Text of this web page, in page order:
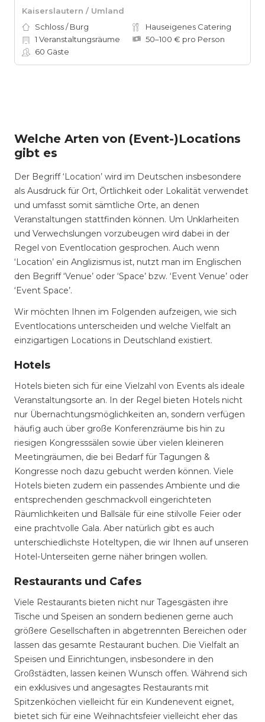
Kaiserslautern / Umland
Schloss / Burg
Hauseigenes Catering
1 Veranstaltungsräume
50–100 € pro Person
60 Gäste
Welche Arten von (Event-)Locations
gibt es
Der Begriff ‘Location’ wird im Deutschen insbesondere
als Ausdruck für Ort, Örtlichkeit oder Lokalität verwendet
und umfasst somit sämtliche Orte, an denen
Veranstaltungen stattfinden können. Um Unklarheiten
und Verwechslungen vorzubeugen wird dabei in der
Regel von Eventlocation gesprochen. Auch wenn
‘Location’ ein Anglizismus ist, nutzt man im Englischen
den Begriff ‘Venue’ oder ‘Space’ bzw. ‘Event Venue’ oder
‘Event Space’.
Wir möchten Ihnen im Folgenden aufzeigen, wie sich
Eventlocations unterscheiden und welche Vielfalt an
einzigartigen Locations in Deutschland existiert.
Hotels
Hotels bieten sich für eine Vielzahl von Events als ideale
Veranstaltungsorte an. In der Regel bieten Hotels nicht
nur Übernachtungsmöglichkeiten an, sondern verfügen
häufig auch über große Konferenzräume bis hin zu
riesigen Kongresssälen sowie über vielen kleineren
Meetingräumen, die bei Bedarf für Tagungen &
Kongresse noch dazu gebucht werden können. Viele
Hotels bieten zudem ein passendes Ambiente und die
entsprechenden geschmackvoll eingerichteten
Räumlichkeiten und Ballsäle für eine stilvolle Feier oder
eine prachtvolle Gala. Aber natürlich gibt es auch
unterschiedlichste Hoteltypen, die wir Ihnen auf unseren
Hotel-Unterseiten gerne näher bringen wollen.
Restaurants und Cafes
Viele Restaurants bieten nicht nur Tagesgästen ihre
Tische und Speisen an sondern bedienen gerne auch
größere Gesellschaften in abgetrennten Bereichen oder
lassen das gesamte Restaurant buchen. Die Vielfalt an
Speisen und Einrichtungen, insbesondere in den
Großstädten, lassen keinen Wunsch offen. Während sich
ein exklusives und angesagtes Restaurants mit
Spitzenköchen vielleicht für ein Kundenevent eignet,
bietet sich für eine Weihnachtsfeier vielleicht eher das